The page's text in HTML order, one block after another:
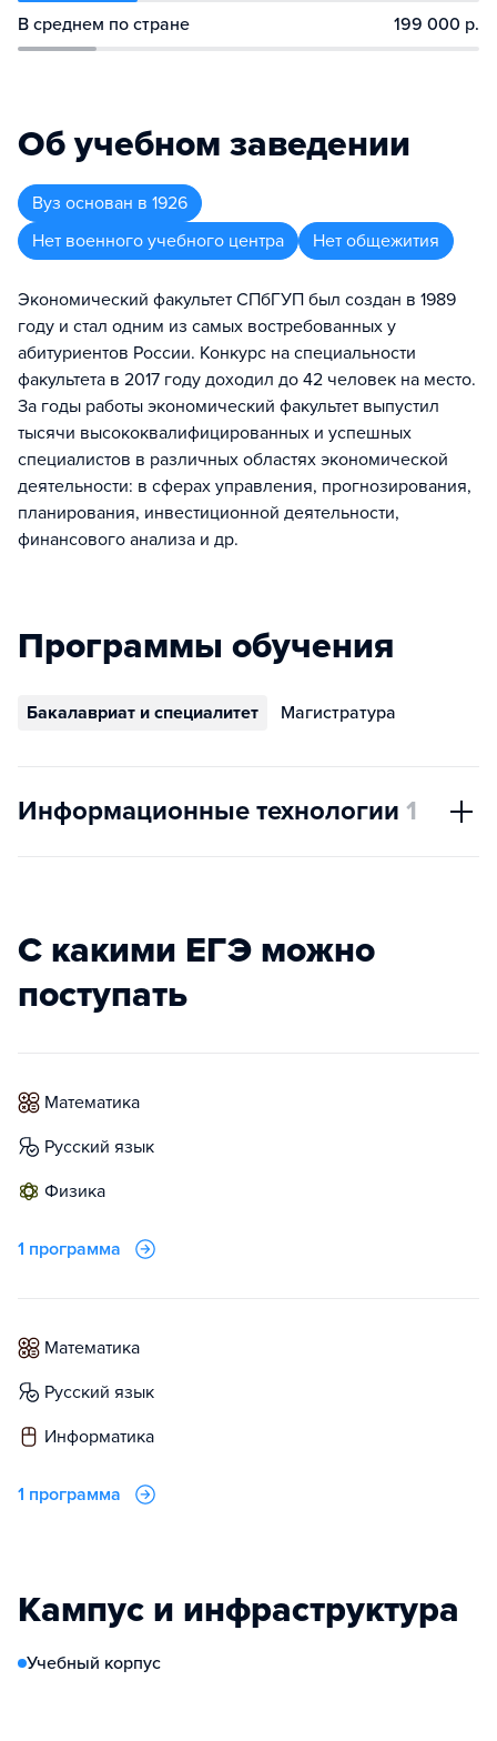
В среднем по стране 199 000 р.
Об учебном заведении
Вуз основан в 1926
Нет военного учебного центра
Нет общежития
Экономический факультет СПбГУП был создан в 1989
году и стал одним из самых востребованных у
абитуриентов России. Конкурс на специальности
факультета в 2017 году доходил до 42 человек на место.
За годы работы экономический факультет выпустил
тысячи высококвалифицированных и успешных
специалистов в различных областях экономической
деятельности: в сферах управления, прогнозирования,
планирования, инвестиционной деятельности,
финансового анализа и др.
Программы обучения
Бакалавриат и специалитет Магистратура
Информационные технологии 1
С какими ЕГЭ можно
поступать
математика
русский язык
физика
1 программа
математика
русский язык
информатика
1 программа
Кампус и инфраструктура
Учебный корпус